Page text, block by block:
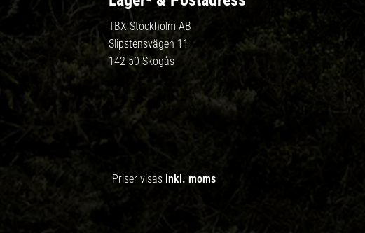
TBX Stockholm AB
Slipstensvägen 11
142 50 Skogås
Priser visas inkl. moms